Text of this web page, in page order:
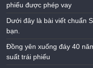
phiếu được phép vay
Dưới đây là bài viết chuẩn
bạn.
Đồng yên xuống đáy 40
suất trái phiếu